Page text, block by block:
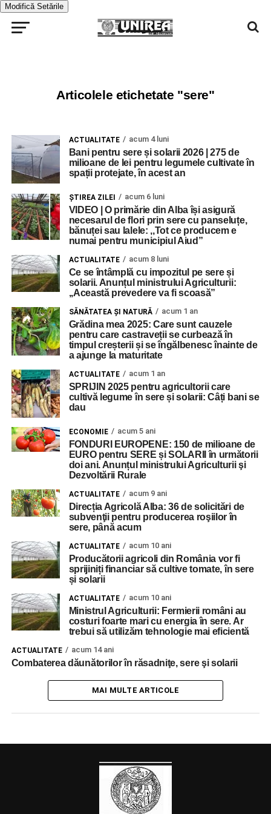
Modifică Setările
Articolele etichetate "sere"
ACTUALITATE acum 4 luni
Bani pentru sere și solarii 2026 | 275 de
milioane de lei pentru legumele cultivate în
spații protejate, în acest an
ŞTIREA ZILEI acum 6 luni
VIDEO | O primărie din Alba își asigură
necesarul de flori prin sere cu panseluțe,
bănuței sau lalele: ,,Tot ce producem e
numai pentru municipiul Aiud”
ACTUALITATE acum 8 luni
Ce se întâmplă cu impozitul pe sere și
solarii. Anunțul ministrului Agriculturii:
,,Această prevedere va fi scoasă”
SĂNĂTATEA ȘI NATURĂ acum 1 an
Grădina mea 2025: Care sunt cauzele
pentru care castraveții se curbează în
timpul creșterii și se îngălbenesc înainte de
a ajunge la maturitate
ACTUALITATE acum 1 an
SPRIJIN 2025 pentru agricultorii care
cultivă legume în sere și solarii: Câți bani se
dau
ECONOMIE acum 5 ani
FONDURI EUROPENE: 150 de milioane de
EURO pentru SERE și SOLARII în următorii
doi ani. Anunțul ministrului Agriculturii şi
Dezvoltării Rurale
ACTUALITATE acum 9 ani
Direcția Agricolă Alba: 36 de solicitări de
subvenţii pentru producerea roşiilor în
sere, până acum
ACTUALITATE acum 10 ani
Producătorii agricoli din România vor fi
sprijiniți financiar să cultive tomate, în sere
și solarii
ACTUALITATE acum 10 ani
Ministrul Agriculturii: Fermierii români au
costuri foarte mari cu energia în sere. Ar
trebui să utilizăm tehnologie mai eficientă
ACTUALITATE acum 14 ani
Combaterea dăunătorilor în răsadniţe, sere şi solarii
MAI MULTE ARTICOLE